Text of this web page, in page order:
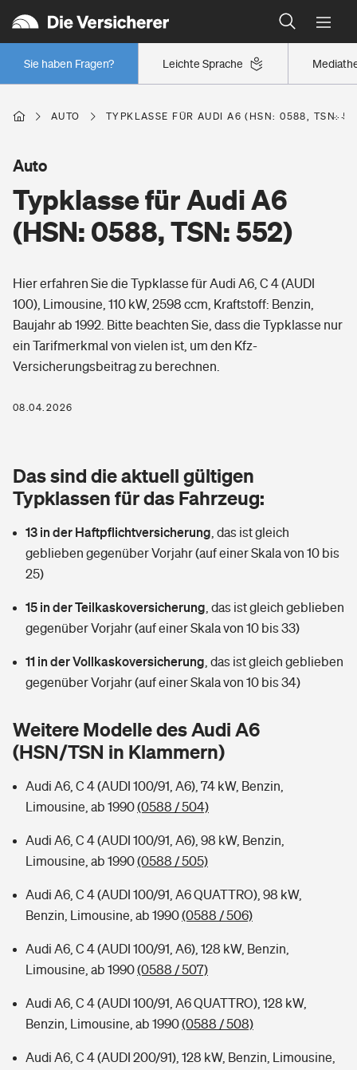
Leichte Sprache
Sie haben Fragen?
Wer versichert was: Jetzt Versicherer finden
Regionalklassen: So ist Ihre Region eingestuft
Wer versichert was: Jetzt Versicherer finden
Berufsunfähigkeitsversicherung
Erwerbsunfähigkeitsversicherung
Grundfähigkeitsversicherung
Arbeitsrechtsschutz
Berufshaftpflichtversicherung
Zur Übersicht
Tools
Wer versichert was: Jetzt Versicherer finden
Sie haben Fragen?
Wohnen
Glasversicherung
Mietkautionsversicherung
Restkreditversicherung
Hochwasser-Check: Wie gefährdet ist Ihr Haus?
Wer versichert was: Jetzt Versicherer finden
Sie haben Fragen?
Freizeit
Pri­vate Haft­pflicht­
Kinderunfall­ver­si­che­rung
Kinderinvalidität
Hundehalter-Haftpflicht
Private Cyberversicherung
Musikinstrumentenversicherung
Zur Übersicht
Tools
Kinderunfall-Check: Mehr Sicherheit für deine Kids
Sie haben Fragen?
Gesundheit
Private Krankenversicherung
Dread-Disease-Versicherung
Tierkrankenversicherung
Zur Übersicht
Tools
Wer versichert was: Jetzt Versicherer finden
Sie haben Fragen?
Rentenrechner: Wie viel Geld bekomme ich im Alter?
AUTO TYPKLASSE FÜR AUDI A6 (HSN: 0588, TSN:
Typklasse für Audi A6
(HSN: 0588, TSN: 552)
Auto
Hier erfahren Sie die Typklasse für Audi A6, C 4 (AUDI
100), Limousine, 110 kW, 2598 ccm, Kraftstoff: Benzin,
Baujahr ab 1992. Bitte beachten Sie, dass die Typklasse nur
ein Tarifmerkmal von vielen ist, um den Kfz-
Versicherungsbeitrag zu berechnen.
08.04.2026
Das sind die aktuell gültigen
Typklassen für das Fahrzeug:
13 in der Haftpflichtversicherung das ist gleich
geblieben gegenüber Vorjahr (auf einer Skala von 10 bis
25)
15 in der Teilkaskoversicherung das ist gleich geblieben
gegenüber Vorjahr (auf einer Skala von 10 bis 33)
11 in der Vollkaskoversicherung das ist gleich geblieben
gegenüber Vorjahr (auf einer Skala von 10 bis 34)
Weitere Modelle des Audi A6
(HSN/TSN in Klammern)
Audi A6, C 4 (AUDI 100/91, A6), 74 kW, Benzin,
Limousine, ab 1990(0588 / 504)
Audi A6, C 4 (AUDI 100/91, A6), 98 kW, Benzin,
Limousine, ab 1990(0588 / 505)
Audi A6, C 4 (AUDI 100/91, A6 QUATTRO), 98 kW,
Benzin, Limousine, ab 1990(0588 / 506)
Audi A6, C 4 (AUDI 100/91, A6), 128 kW, Benzin,
Limousine, ab 1990(0588 / 507)
Audi A6, C 4 (AUDI 100/91, A6 QUATTRO), 128 kW,
Benzin, Limousine, ab 1990(0588 / 508)
Audi A6, C 4 (AUDI 200/91), 128 kW, Benzin, Limousine,